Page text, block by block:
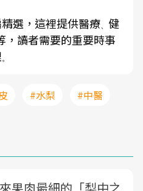
選，這裡提供醫療、 健
，讀者需要的重要時事
。
#水梨 #中醫